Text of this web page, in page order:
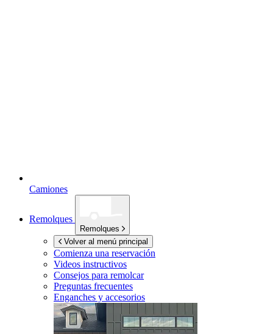
Camiones
Remolques
Remolques
Volver al menú principal
Comienza una reservación
Videos instructivos
Consejos para remolcar
Preguntas frecuentes
Enganches y accesorios